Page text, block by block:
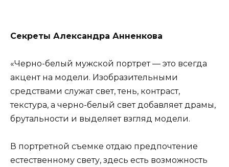
Секреты Александра Анненкова
«Черно-белый мужской портрет — это всегда
акцент на модели. Изобразительными
средствами служат свет, тень, контраст,
текстура, а черно-белый свет добавляет драмы,
брутальности и выделяет взгляд модели.
В портретной съемке отдаю предпочтение
естественному свету, здесь есть возможность